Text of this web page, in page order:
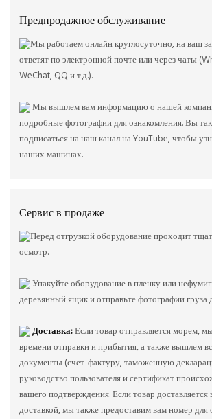
Предпродажное обслуживание
Мы работаем онлайн круглосуточно, на ваш
ответят по электронной почте или через чаты
WeChat, QQ и т.д.).
Мы вышлем вам информацию о нашей
подробные фотографии для ознакомления. Вы
подписаться на наш канал на YouTube, чтобы
наших машинах.
Сервис в продаже
Перед отгрузкой оборудование проходит
осмотр.
Упакуйте оборудование в пленку или
деревянный ящик и отправьте фотографии груза
Доставка:Если товар отправляется морем,
времени отправки и прибытия, а также вышлем
документы (счет-фактуру, таможенную
руководство пользователя и сертификат
вашего подтверждения. Если товар доставляется
доставкой, мы также предоставим вам номер для